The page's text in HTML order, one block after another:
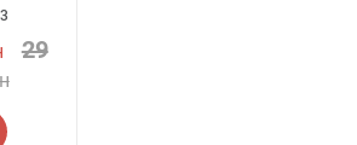
29